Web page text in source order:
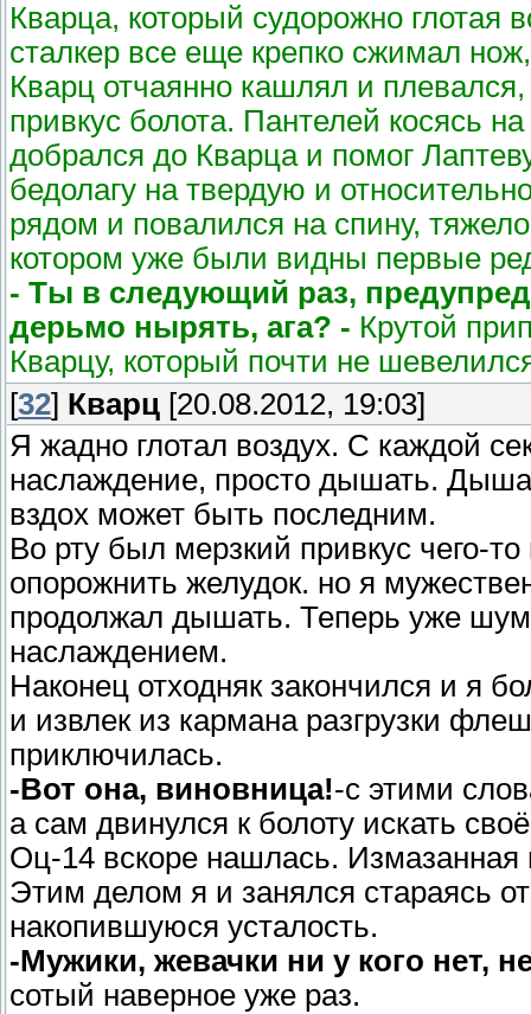
Кварца, который судорожно глотая
сталкер все еще крепко сжимал
Кварц отчаянно кашлял и
привкус болота. Пантелей косясь
добрался до Кварца и помог
бедолагу на твердую и
рядом и повалился на спину,
котором уже были видны первые
- Ты в следующий раз,
дерьмо нырять, ага? - Крутой
Кварцу, который почти не
[32] Кварц [20.08.2012, 19:03]
Я жадно глотал воздух. С каждой
наслаждение, просто дышать.
вздох может быть последним.
Во рту был мерзкий привкус чего-то
опорожнить желудок. но я
продолжал дышать. Теперь уже
наслаждением.
Наконец отходняк закончился и я
и извлек из кармана разгрузки
приключилась.
-Вот она, виновница!-с этими
а сам двинулся к болоту искать
Оц-14 вскоре нашлась. Измазанная
Этим делом я и занялся стараясь
накопившуюся усталость.
-Мужики, жевачки ни у кого нет,
сотый наверное уже раз.